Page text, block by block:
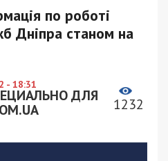
по роботі
Дніпра станом на
- 18:31
ДЛЯ
1232